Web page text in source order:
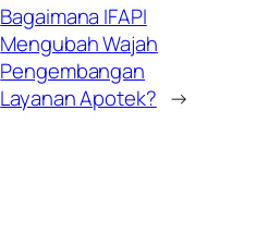
Bagaimana IFAPI
Mengubah Wajah
Pengembangan
Layanan Apotek? →